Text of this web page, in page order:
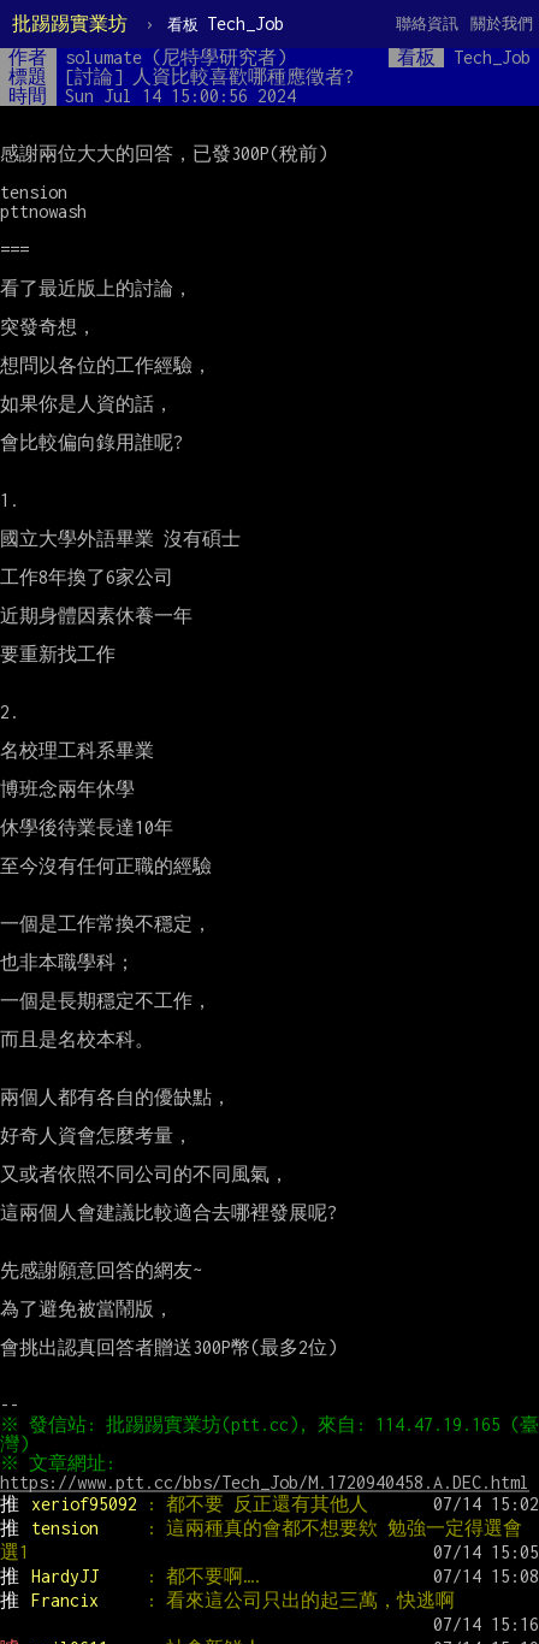
批踢踢實業坊 › 看板 Tech_Job 關於我們
聯絡資訊
作者 solumate (尼特學研究者) 看板
Tech_Job
標題
[討論] 人資比較喜歡哪種應徵者?
時間
Sun Jul 14 15:00:56 2024
感謝兩位大大的回答，已發300P(稅前)
tension
pttnowash
===
看了最近版上的討論，
突發奇想，
想問以各位的工作經驗，
如果你是人資的話，
會比較偏向錄用誰呢?
1.
國立大學外語畢業 沒有碩士
工作8年換了6家公司
近期身體因素休養一年
要重新找工作
2.
名校理工科系畢業
博班念兩年休學
休學後待業長達10年
至今沒有任何正職的經驗
一個是工作常換不穩定，
也非本職學科；
一個是長期穩定不工作，
而且是名校本科。
兩個人都有各自的優缺點，
好奇人資會怎麼考量，
又或者依照不同公司的不同風氣，
這兩個人會建議比較適合去哪裡發展呢?
先感謝願意回答的網友~
為了避免被當鬧版，
會挑出認真回答者贈送300P幣(最多2位)
※ 發信站: 批踢踢實業坊(ptt.cc), 來自: 114.47.19.165 (臺
https://www.ptt.cc/bbs/Tech_Job/M.1720940458.A.DEC.html
推
xeriof95092
: 都不要 反正還有其他人
推
tension
: 這兩種真的會都不想要欸 勉強一定得選會
選1
推
HardyJJ
: 都不要啊….
推
Francix : 看來這公司只出的起三萬，快逃啊